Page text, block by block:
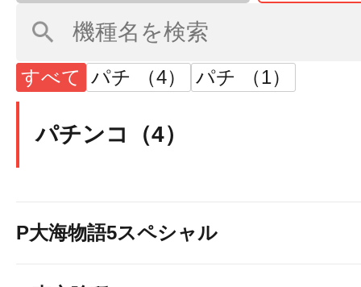
すべて パチ （4） パチ （1）
パチンコ（4）
P大海物語5スペシャル